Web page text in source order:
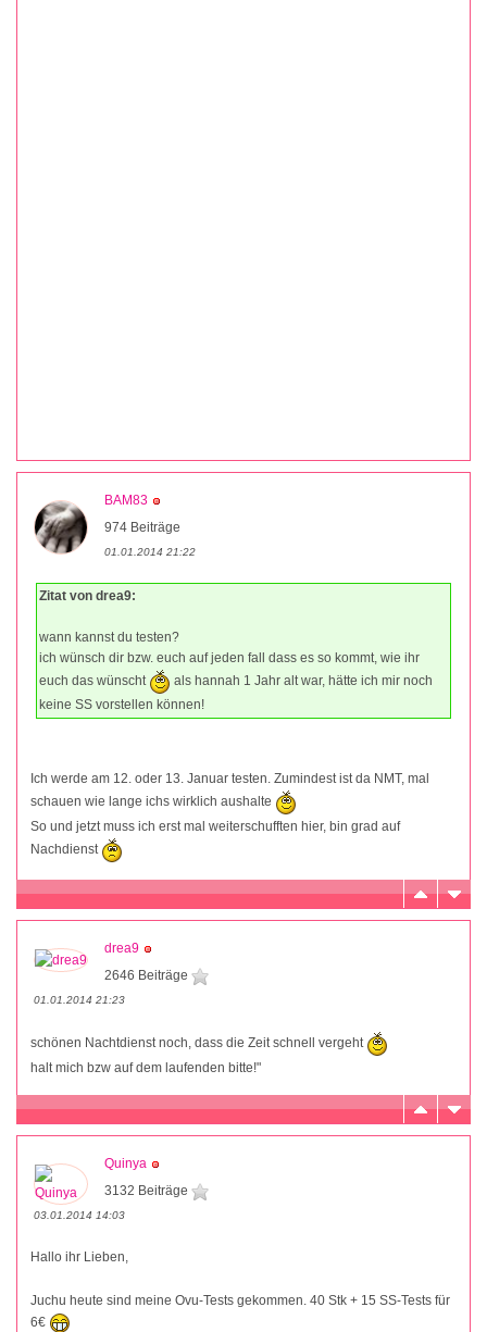
BAM83
974 Beiträge
01.01.2014 21:22
Zitat von drea9:
wann kannst du testen?
ich wünsch dir bzw. euch auf jeden fall dass es so kommt, wie ihr
euch das wünscht
als hannah 1 Jahr alt war, hätte ich mir noch
keine SS vorstellen können!
Ich werde am 12. oder 13. Januar testen. Zumindest ist da NMT, mal
schauen wie lange ichs wirklich aushalte
So und jetzt muss ich erst mal weiterschufften hier, bin grad auf
Nachdienst
drea9
2646 Beiträge
01.01.2014 21:23
schönen Nachtdienst noch, dass die Zeit schnell vergeht
halt mich bzw auf dem laufenden bitte!"
Quinya
3132 Beiträge
03.01.2014 14:03
Hallo ihr Lieben,
Juchu heute sind meine Ovu-Tests gekommen. 40 Stk + 15 SS-Tests für
6€